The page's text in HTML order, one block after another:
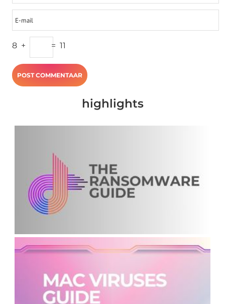
8 + = 11
highlights